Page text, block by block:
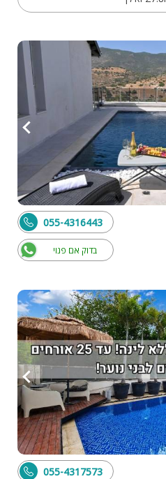
בדוק אם פנוי
055-4316443
055-4317573